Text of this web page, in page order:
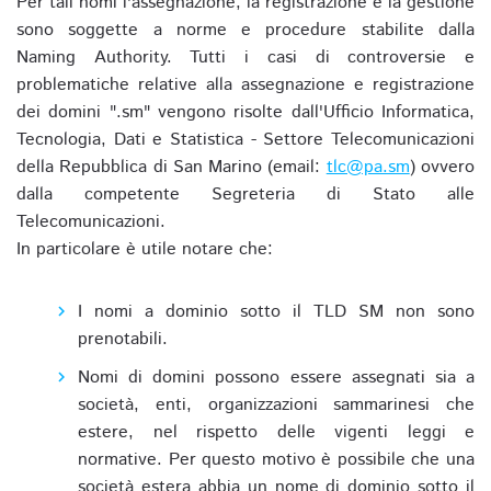
sono soggette a norme e procedure stabilite dalla
Naming Authority. Tutti i casi di controversie e
problematiche relative alla assegnazione e registrazione
dei domini ".sm" vengono risolte dall'Ufficio Informatica,
Tecnologia, Dati e Statistica - Settore Telecomunicazioni
della Repubblica di San Marino (email:tlc@pa.sm) ovvero
dalla competente Segreteria di Stato alle
Telecomunicazioni.
In particolare è utile notare che:
I nomi a dominio sotto il TLD SM non sono
prenotabili.
Nomi di domini possono essere assegnati sia a
società, enti, organizzazioni sammarinesi che
estere, nel rispetto delle vigenti leggi e
normative. Per questo motivo è possibile che una